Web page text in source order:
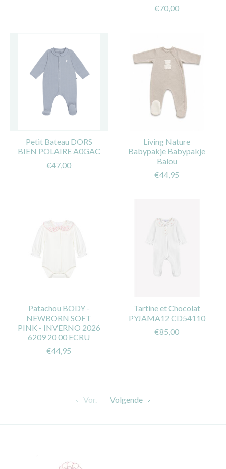
€70,00
Petit Bateau DORS
BIEN POLAIRE A0GAC
€47,00
Living Nature
Babypakje Babypakje
Balou
€44,95
Patachou BODY -
NEWBORN SOFT
PINK - INVERNO 2026
6209 20 00 ECRU
€44,95
Tartine et Chocolat
PYJAMA12 CD54110
€85,00
Vor. Volgende